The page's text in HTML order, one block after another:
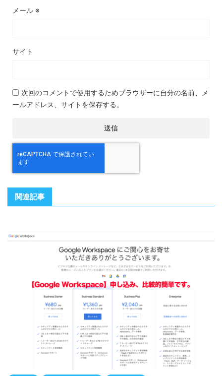
メール ※
サイト
次回のコメントで使用するためブラウザーに自分の名前、メ
ールアドレス、サイトを保存する。
関連記事